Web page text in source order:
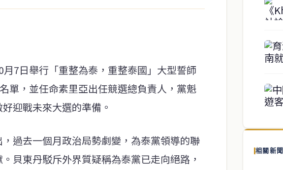
月7日舉行「重整為泰，重整泰國」大型誓師
單，並任命素里亞出任競選總負責人，黨魁
迎戰未來大選的準備。
過去一個月政治局勢劇變，為泰黨領導的聯
貝東丹駁斥外界質疑稱為泰黨已走向絕路，
相關新聞